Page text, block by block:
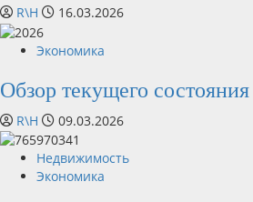
R\H 16.03.2026
Экономика
Обзор текущего
R\H 09.03.2026
Недвижимость
Экономика